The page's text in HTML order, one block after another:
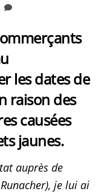
les dates de
raison des
causées
jaunes.
auprès de
je lui ai